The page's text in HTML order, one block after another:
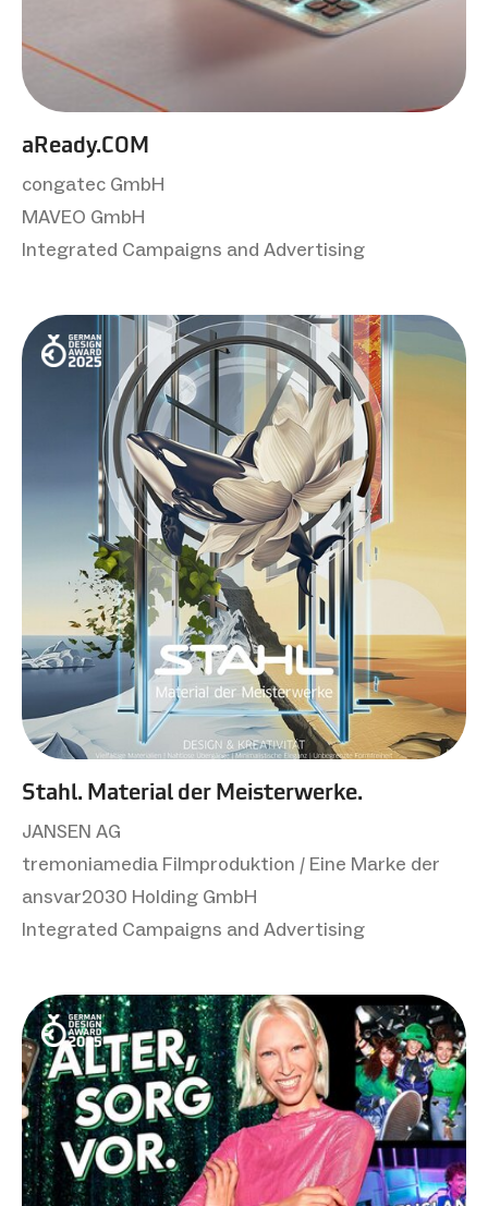
aReady.COM
congatec GmbH
MAVEO GmbH
Integrated Campaigns and Advertising
Stahl. Material der Meisterwerke.
JANSEN AG
tremoniamedia Filmproduktion / Eine Marke der
ansvar2030 Holding GmbH
Integrated Campaigns and Advertising